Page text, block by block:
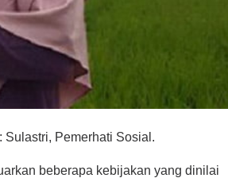
Sulastri, Pemerhati Sosial.
beberapa kebijakan yang dinilai